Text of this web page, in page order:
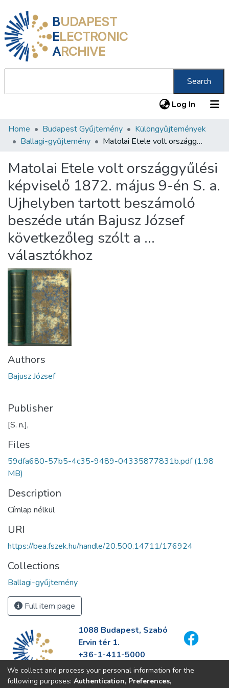
BUDAPEST
ELECTRONIC
ARCHIVE
Search
Log In (current)
Communities & Collections
Statistics
About us
Home Budapest Gyűjtemény
Különgyűjtemények
Ballagi-gyűjtemény
Matolai Etele volt országgyűlési képviselő 1872. május 9-én S. a. Ujhelyben tartott beszámoló beszéde után Bajusz József következőleg szólt a ... választókhoz
Matolai Etele volt országgyűlési
képviselő 1872. május 9-én S. a.
Ujhelyben tartott beszámoló
beszéde után Bajusz József
következőleg szólt a ...
választókhoz
Authors
Bajusz József
Publisher
[S. n.],
Files
59dfa680-57b5-4c35-9489-04335877831b.pdf(1.98
MB)
Description
Címlap nélkül
URI
https://bea.fszek.hu/handle/20.500.14711/176924
Collections
Ballagi-gyűjtemény
Full item page
1088 Budapest, Szabó
Ervin tér 1.
+36-1-411-5000
info@fszek.hu
https://fszek.hu
We collect and process your personal information for the
following purposes: Authentication, Preferences,